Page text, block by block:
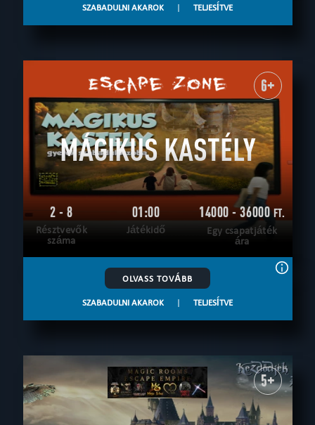
SZABADULNI AKAROK | TELJESÍTVE
6+
MÁGIKUS KASTÉLY
2 - 8
Résztvevők
száma
01:00
Játékidő
14000 - 36000FT.
Egy csapatjáték
ára
OLVASS TOVÁBB
SZABADULNI AKAROK | TELJESÍTVE
5+